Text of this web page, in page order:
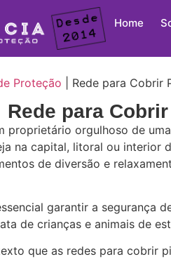
Home
Proteção Rede para Cobrir
Rede para
proprietário orgulhoso de
na capital, litoral ou interior
de diversão e
garantir a segurança
de crianças e animais de
que as redes para cobrir